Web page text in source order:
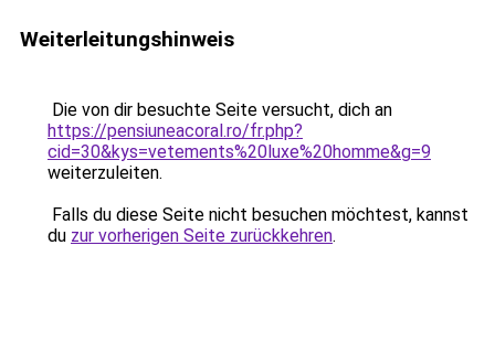
Weiterleitungshinweis
Die von dir besuchte Seite versucht, dich an
https://pensiuneacoral.ro/fr.php?
cid=30&kys=vetements%20luxe%20homme&g=9
weiterzuleiten.
Falls du diese Seite nicht besuchen möchtest, kannst
du zur vorherigen Seite zurückkehren.